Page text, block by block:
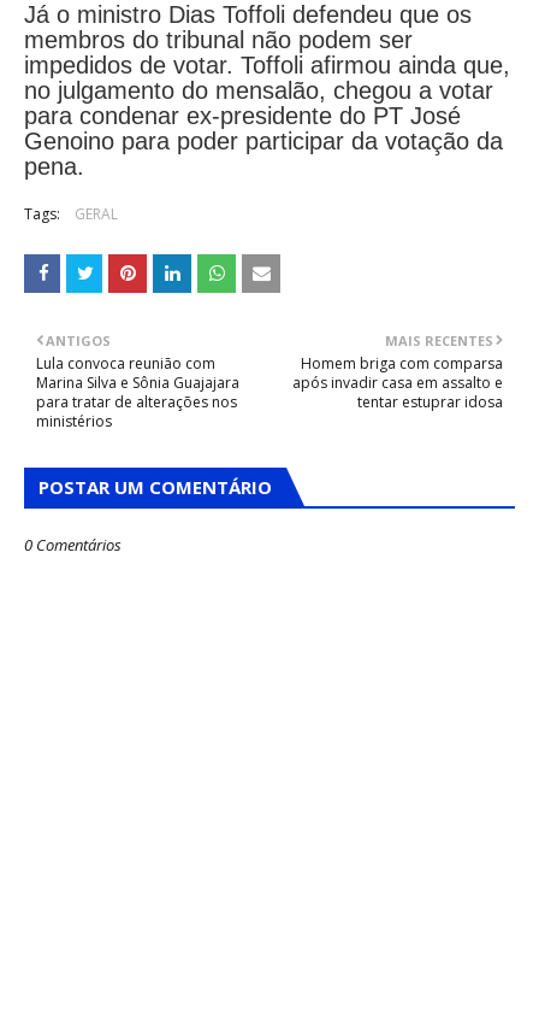
Já o ministro Dias Toffoli defendeu que os
membros do tribunal não podem ser
impedidos de votar. Toffoli afirmou ainda que,
no julgamento do mensalão, chegou a votar
para condenar ex-presidente do PT José
Genoino para poder participar da votação da
pena.
Tags: GERAL
MAIS RECENTES
Homem briga com comparsa
após invadir casa em assalto e
tentar estuprar idosa
ANTIGOS
Lula convoca reunião com
Marina Silva e Sônia Guajajara
para tratar de alterações nos
ministérios
POSTAR UM COMENTÁRIO
0 Comentários